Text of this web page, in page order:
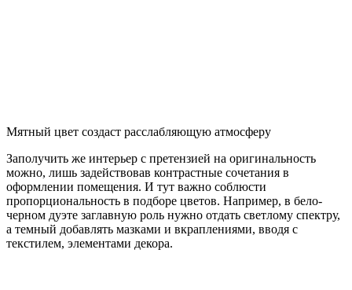
Мятный цвет создаст расслабляющую атмосферу
Заполучить же интерьер с претензией на оригинальность
можно, лишь задействовав контрастные сочетания в
оформлении помещения. И тут важно соблюсти
пропорциональность в подборе цветов. Например, в бело-
черном дуэте заглавную роль нужно отдать светлому спектру,
а темный добавлять мазками и вкраплениями, вводя с
текстилем, элементами декора.